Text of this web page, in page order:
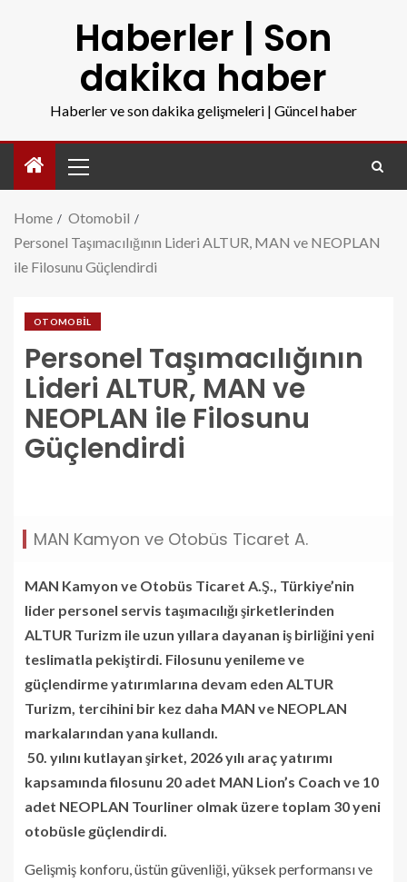
Haberler | Son
dakika haber
Haberler ve son dakika gelişmeleri | Güncel haber
Home
Otomobil
Personel Taşımacılığının Lideri ALTUR, MAN ve NEOPLAN
ile Filosunu Güçlendirdi
OTOMOBIL
Personel Taşımacılığının
Lideri ALTUR, MAN ve
NEOPLAN ile Filosunu
Güçlendirdi
personel-tasimaciliginin-lideri-altur-man-ve-neoplan-
MAN Kamyon ve Otobüs Ticaret A.
MAN Kamyon ve Otobüs Ticaret A.Ş., Türkiye’nin
lider personel servis taşımacılığı şirketlerinden
ALTUR Turizm ile uzun yıllara dayanan iş birliğini yeni
teslimatla pekiştirdi. Filosunu yenileme ve
güçlendirme yatırımlarına devam eden ALTUR
Turizm, tercihini bir kez daha MAN ve NEOPLAN
markalarından yana kullandı.
50. yılını kutlayan şirket, 2026 yılı araç yatırımı
kapsamında filosunu 20 adet MAN Lion’s Coach ve 10
adet NEOPLAN Tourliner olmak üzere toplam 30 yeni
otobüsle güçlendirdi.
Gelişmiş konforu, üstün güvenliği, yüksek performansı ve